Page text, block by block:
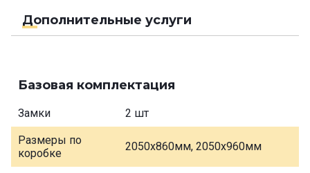
Дополнительные услуги
Базовая комплектация
Замки 2 шт
Размеры по
коробке
2050х860мм, 2050х960мм